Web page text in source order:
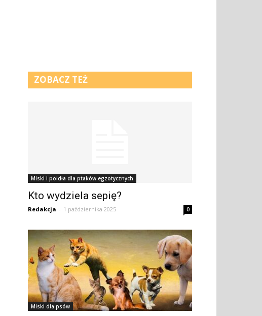
ZOBACZ TEŻ
Miski i poidła dla ptaków egzotycznych
Kto wydziela sepię?
Redakcja - 1 października 2025 0
Miski dla psów